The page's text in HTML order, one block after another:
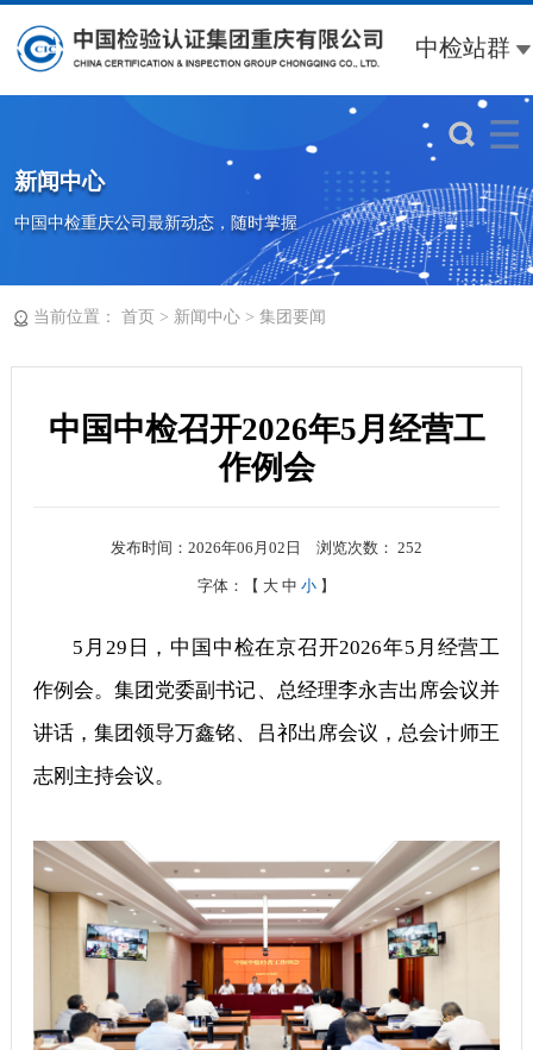
中检站群
新闻中心
中国中检重庆公司最新动态，随时掌握
当前位置： 首页> 新闻中心> 集团要闻
中国中检召开2026年5月经营工
作例会
发布时间：2026年06月02日 浏览次数：252
字体：【 大 中 小 】
5月29日，中国中检在京召开2026年5月经营工
作例会。集团党委副书记、总经理李永吉出席会议并
讲话，集团领导万鑫铭、吕祁出席会议，总会计师王
志刚主持会议。